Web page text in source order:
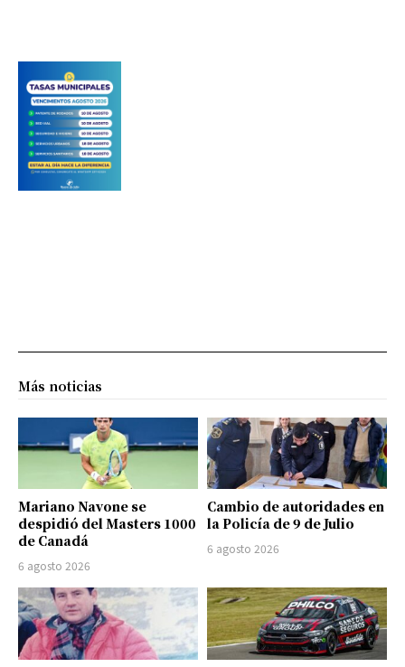
Más noticias
Mariano Navone se
despidió del Masters 1000
de Canadá
6 agosto 2026
Cambio de autoridades en
la Policía de 9 de Julio
6 agosto 2026